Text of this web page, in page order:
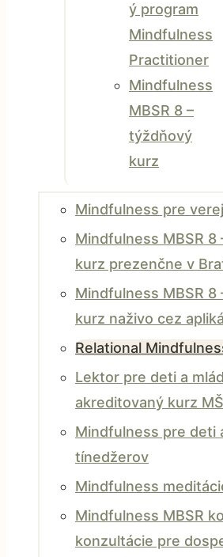
ý program
Mindfulness
Practitioner
Mindfulness
MBSR 8 –
týždňový
kurz
Mindfulness pre
Mindfulness MBSR 8
kurz prezenčne v
Mindfulness MBSR 8
kurz naživo cez
Relational
Lektor pre deti a
akreditovaný kurz MŠ
Mindfulness pre deti
tínedžerov
Mindfulness
Mindfulness MBSR
konzultácie pre